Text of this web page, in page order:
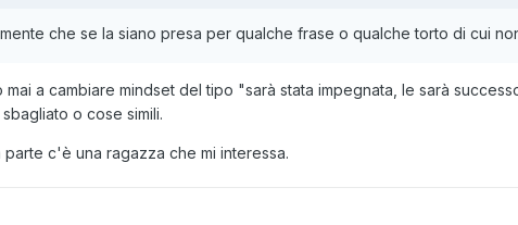
che se la siano presa per qualche frase o qualche torto di cui
mai a cambiare mindset del tipo "sarà stata impegnata, le sarà
o cose simili.
c'è una ragazza che mi interessa.